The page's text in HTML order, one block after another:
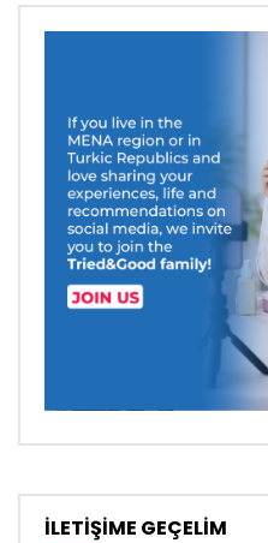
İLETİŞİME GEÇELİM